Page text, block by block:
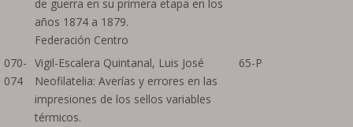
de guerra en su primera etapa en los
años 1874 a 1879.
Federación Centro
070-
074
Vigil-Escalera Quintanal, Luis José
Neofilatelia: Averías y errores en las
impresiones de los sellos variables
térmicos.
65-P